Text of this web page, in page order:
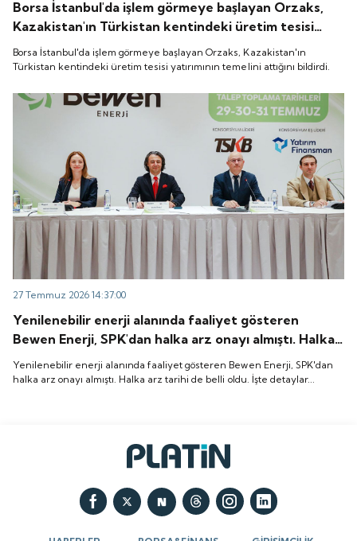
Borsa İstanbul'da işlem görmeye başlayan Orzaks,
Kazakistan'ın Türkistan kentindeki üretim tesisi
yatırımının temelini attığını bildirdi.
Borsa İstanbul'da işlem görmeye başlayan Orzaks, Kazakistan'ın
Türkistan kentindeki üretim tesisi yatırımının temelini attığını bildirdi.
27 Temmuz 2026 14:37:00
Yenilenebilir enerji alanında faaliyet gösteren
Bewen Enerji, SPK'dan halka arz onayı almıştı. Halka
arz tarihi de belli oldu. İşte detaylar...
Yenilenebilir enerji alanında faaliyet gösteren Bewen Enerji, SPK'dan
halka arz onayı almıştı. Halka arz tarihi de belli oldu. İşte detaylar...